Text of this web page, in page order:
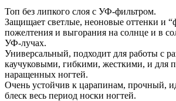
Топ без липкого слоя с УФ-фильтром.
Защищает светлые, неоновые оттенки и
пожелтения и выгорания на солнце и в
УФ-лучах.
Универсальный, подходит для работы с
каучуковыми, гибкими, жесткими, и для
наращенных ногтей.
Очень устойчив к царапинам, прочный,
блеск весь период носки ногтей.